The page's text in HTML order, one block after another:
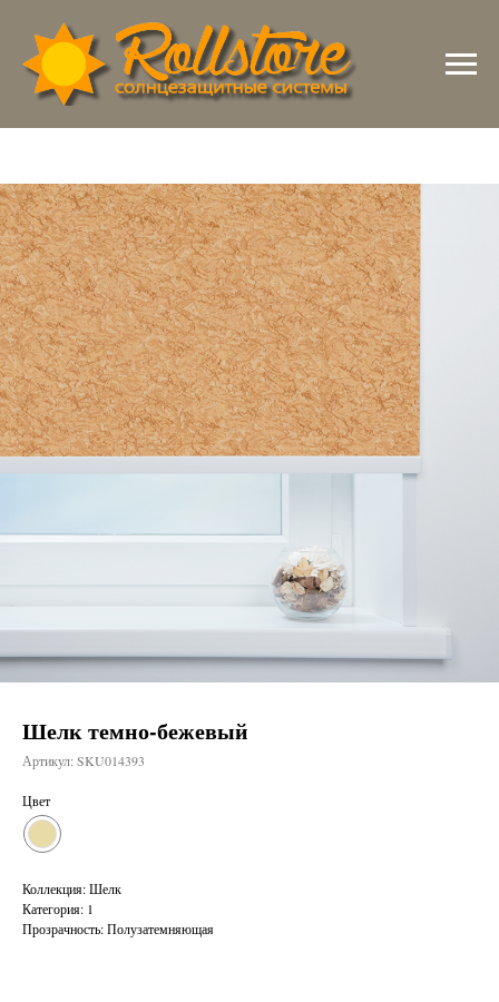
Шелк темно-бежевый
Артикул: SKU014393
Цвет
Коллекция: Шелк
Категория: 1
Прозрачность: Полузатемняющая